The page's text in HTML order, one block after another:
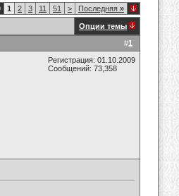
1 2 3 11 51 > Последняя »
Опции темы
#1
Регистрация: 01.10.2009
Сообщений: 73,358